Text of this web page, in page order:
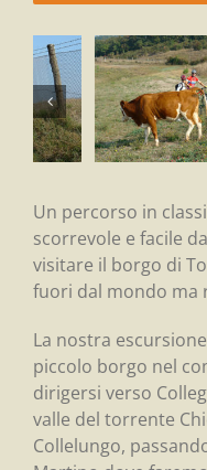
Un percorso in
scorrevole e facile
visitare il borgo di
fuori dal mondo ma
La nostra
piccolo borgo nel
dirigersi verso
valle del torrente
Collelungo,